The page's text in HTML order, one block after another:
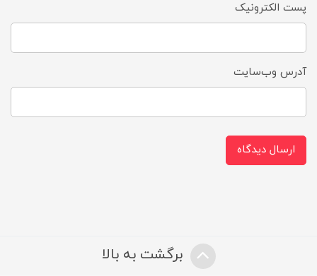
پست الکترونیک
آدرس وب‌سایت
ارسال دیدگاه
برگشت به بالا